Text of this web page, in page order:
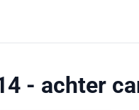
- achter